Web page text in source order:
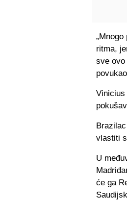
ritma,
sve ovo
Vinicius
vlastiti
U
će ga